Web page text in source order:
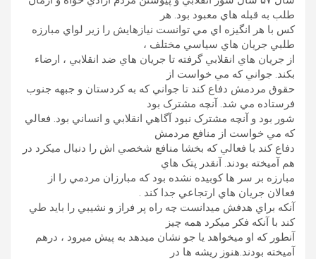
طلب به قبله هاي معبود بود. هر
کس با هر انگيزه اي مي توانست نيازهايش را زير لواي مبارزه
طلبي جريان هاي سياسي مختلف ،
از جريان هاي انقلابي گرفته تا جريان هاي ضد انقلابي ، ارضاء
بکند. جواني که مي خواست از
حقوق مردمش دفاع کند تا جواني که به کردستان و جبهه جنوب
فرستاده مي شد. آنچه مشترک بود
شور بود و آنچه مشترک نبود آگاهي انقلابي و انساني بود. فعالي
که مي خواست از منافع مردمش
دفاع کند با فعالي که بخشا منافع شخصي اش را دنبال ميکرد در
هم آميخته بودند. آنقدر پتک هاي
مبارزه بر سر ها کوبيده نشده بود که مبارزان مردمي را از
فعالان جريان هاي ارتجاعي جدا کند .
آنکه براي هدفش ميدانست چه راه پر فراز و نشيبي را بايد طي
کند با آنکه فکر ميکرد همه چيز
آنطور که او ميخواهد يا جو نشان ميدهد به پيش ميرود ، درهم
آميخته بودند.هنوز ريشه ها در